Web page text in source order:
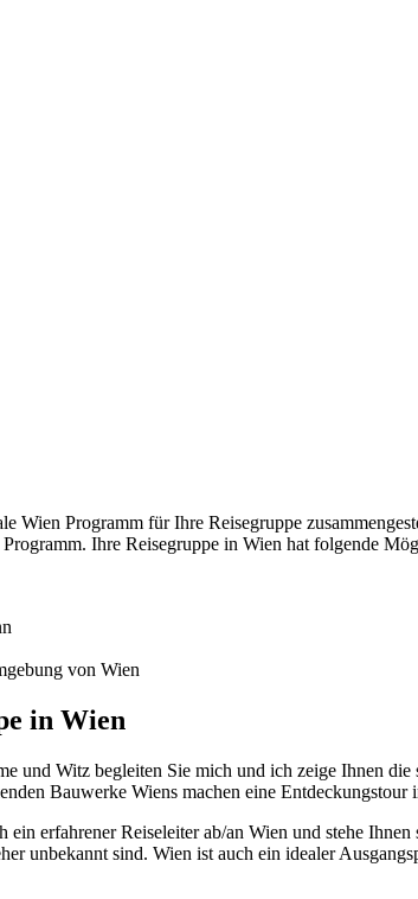
Wien Programm für Ihre Reisegruppe
Ihre Reisegruppe in Wien hat folgende
von Wien
in Wien
und Witz begleiten Sie mich und ich zeige Ihnen
Bauwerke Wiens machen eine Entdeckungstour
ein erfahrener Reiseleiter ab/an Wien und stehe
unbekannt sind. Wien ist auch ein idealer